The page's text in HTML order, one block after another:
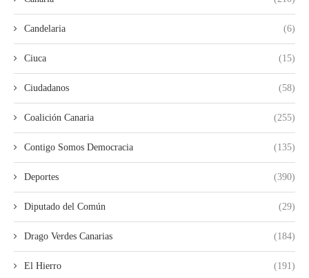
Candelaria (6)
Ciuca (15)
Ciudadanos (58)
Coalición Canaria (255)
Contigo Somos Democracia (135)
Deportes (390)
Diputado del Común (29)
Drago Verdes Canarias (184)
El Hierro (191)